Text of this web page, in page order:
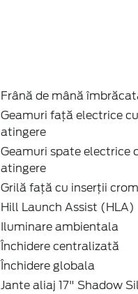
Frână de mână
Geamuri faţă electrice
atingere
Geamuri spate electrice
atingere
Grilă faţă cu inserţii
Hill Launch Assist (HLA)
Iluminare ambientala
Închidere centralizată
Închidere globala
Jante aliaj 17" Shadow